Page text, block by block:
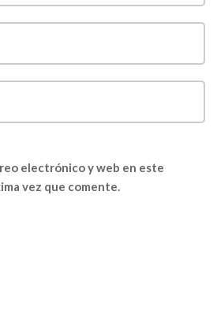
electrónico y web en este
vez que comente.